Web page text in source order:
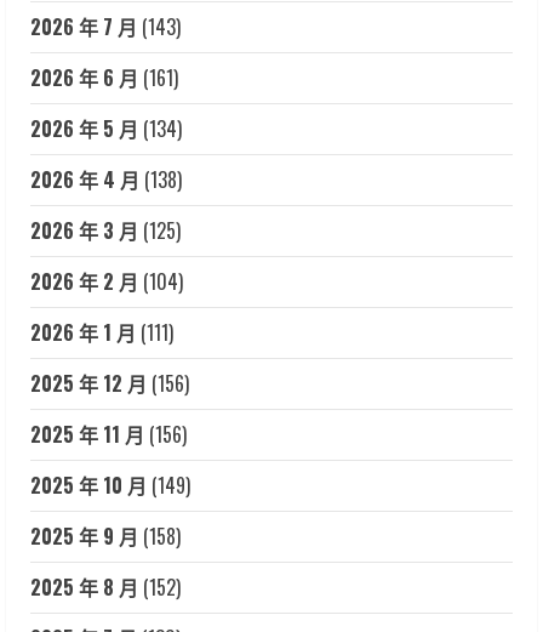
2026 年 7 月 (143)
2026 年 6 月 (161)
2026 年 5 月 (134)
2026 年 4 月 (138)
2026 年 3 月 (125)
2026 年 2 月 (104)
2026 年 1 月 (111)
2025 年 12 月 (156)
2025 年 11 月 (156)
2025 年 10 月 (149)
2025 年 9 月 (158)
2025 年 8 月 (152)